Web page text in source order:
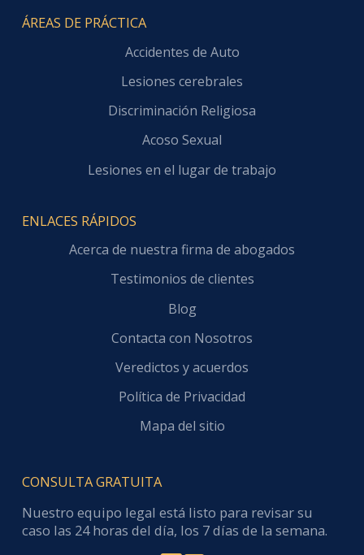
ÁREAS DE PRÁCTICA
Accidentes de Auto
Lesiones cerebrales
Discriminación Religiosa
Acoso Sexual
Lesiones en el lugar de trabajo
ENLACES RÁPIDOS
Acerca de nuestra firma de abogados
Testimonios de clientes
Blog
Contacta con Nosotros
Veredictos y acuerdos
Política de Privacidad
Mapa del sitio
CONSULTA GRATUITA
Nuestro equipo legal está listo para revisar su
caso las 24 horas del día, los 7 días de la semana.